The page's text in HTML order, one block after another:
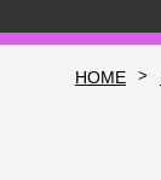
HOME >